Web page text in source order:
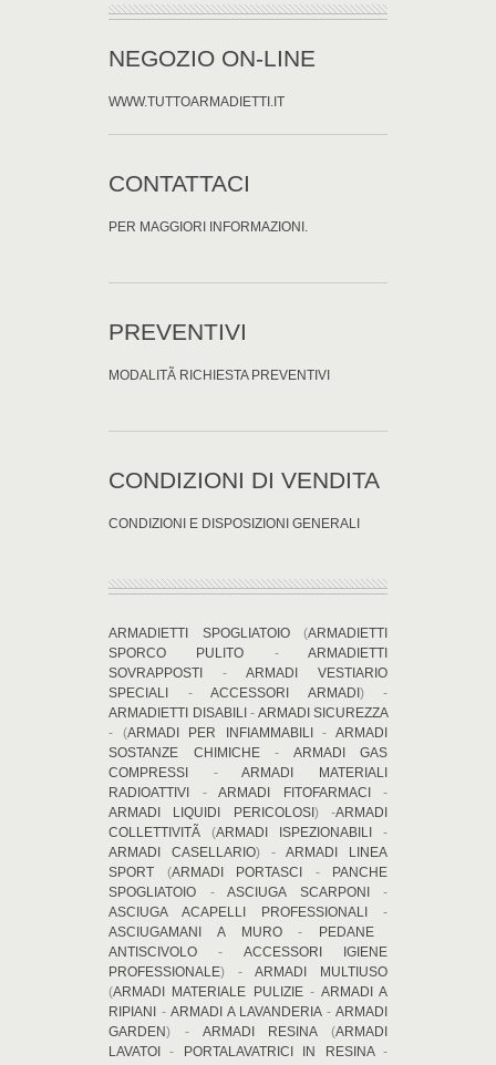
NEGOZIO ON-LINE
WWW.TUTTOARMADIETTI.IT
CONTATTACI
PER MAGGIORI INFORMAZIONI.
PREVENTIVI
MODALITÃ RICHIESTA PREVENTIVI
CONDIZIONI DI VENDITA
CONDIZIONI E DISPOSIZIONI GENERALI
ARMADIETTI SPOGLIATOIO(ARMADIETTI
SPORCO PULITO -ARMADIETTI
SOVRAPPOSTI - ARMADI VESTIARIO
SPECIALI - ACCESSORI ARMADI) -
ARMADIETTI DISABILI- ARMADI SICUREZZA
- (ARMADI PER INFIAMMABILI-ARMADI
SOSTANZE CHIMICHE- ARMADI GAS
COMPRESSI -ARMADI MATERIALI
RADIOATTIVI - ARMADI FITOFARMACI-
ARMADI LIQUIDI PERICOLOSI) -ARMADI
COLLETTIVITÃ (ARMADI ISPEZIONABILI -
ARMADI CASELLARIO) - ARMADI LINEA
SPORT (ARMADI PORTASCI - PANCHE
SPOGLIATOIO - ASCIUGA SCARPONI-
ASCIUGA ACAPELLI PROFESSIONALI -
ASCIUGAMANI A MURO- PEDANE
ANTISCIVOLO - ACCESSORI IGIENE
PROFESSIONALE) - ARMADI MULTIUSO
(ARMADI MATERIALE PULIZIE- ARMADI A
RIPIANI - ARMADI A LAVANDERIA-ARMADI
GARDEN) - ARMADI RESINA(ARMADI
LAVATOI - PORTALAVATRICI IN RESINA-